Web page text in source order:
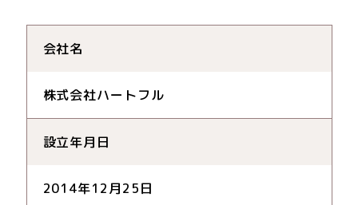
会社名
株式会社ハートフル
設立年月日
2014年12月25日